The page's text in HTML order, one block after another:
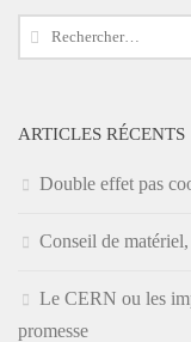
Rechercher :
ARTICLES RÉCENTS
Double effet pas
Conseil de
Le CERN ou les
promesse